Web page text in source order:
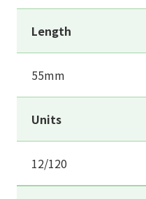
Length
55mm
Units
12/120